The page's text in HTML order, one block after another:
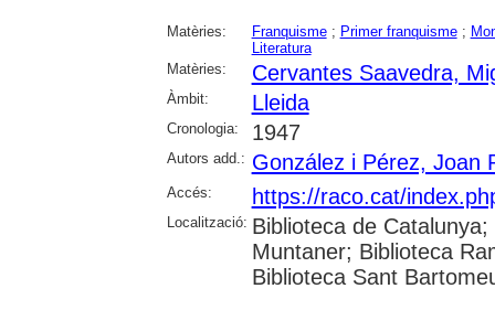
Matèries: Franquisme; Primer franquisme;
Literatura
Matèries:
Cervantes Saavedra,
Àmbit: Lleida
Cronologia: 1947
Autors add.: González i Pérez, Joan
Accés: https://raco.cat/
Localització: Biblioteca de
Muntaner; Biblioteca
Biblioteca Sant